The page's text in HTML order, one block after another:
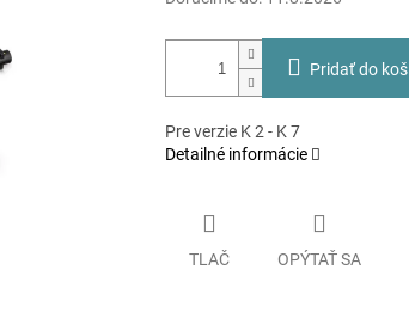
Pridať do
Pre verzie K 2 - K 7
Detailné informácie
TLAČ OPÝTAŤ SA